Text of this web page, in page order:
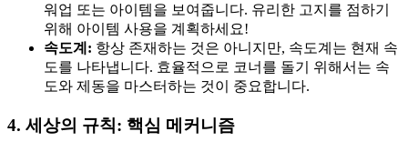
워업 또는 아이템을 보여줍니다. 유리한 고지를 점하기
위해 아이템 사용을 계획하세요!
속도계: 항상 존재하는 것은 아니지만, 속도계는 현재 속
도를 나타냅니다. 효율적으로 코너를 돌기 위해서는 속
도와 제동을 마스터하는 것이 중요합니다.
4. 세상의 규칙: 핵심 메커니즘